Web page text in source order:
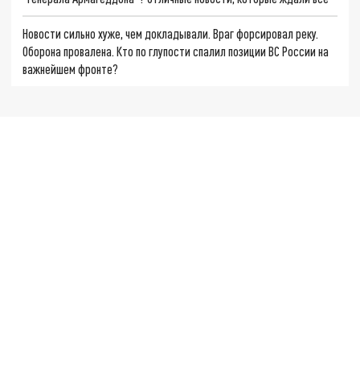
Новости сильно хуже, чем докладывали. Враг форсировал реку.
Оборона провалена. Кто по глупости спалил позиции ВС России на
важнейшем фронте?